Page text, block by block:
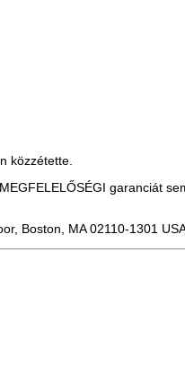
közzétette.
garanciát
Boston, MA 02110-1301